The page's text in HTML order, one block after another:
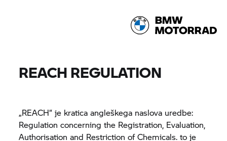
REACH REGULATION
„REACH“ je kratica angleškega naslova uredbe:
Regulation concerning the Registration, Evaluation,
Authorisation and Restriction of Chemicals. to je